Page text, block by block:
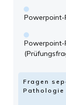
Powerpoint-
Powerpoint-
Fragen
Pathologie